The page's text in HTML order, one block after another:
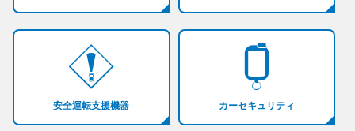
安全運転支援機器 カーセキュリティ